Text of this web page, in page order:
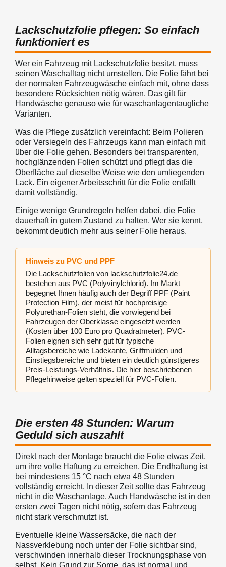
Lackschutzfolie pflegen: So einfach
funktioniert es
Wer ein Fahrzeug mit Lackschutzfolie besitzt, muss
seinen Waschalltag nicht umstellen. Die Folie fährt bei
der normalen Fahrzeugwäsche einfach mit, ohne dass
besondere Rücksichten nötig wären. Das gilt für
Handwäsche genauso wie für waschanlagentaugliche
Varianten.
Was die Pflege zusätzlich vereinfacht: Beim Polieren
oder Versiegeln des Fahrzeugs kann man einfach mit
über die Folie gehen. Besonders bei transparenten,
hochglänzenden Folien schützt und pflegt das die
Oberfläche auf dieselbe Weise wie den umliegenden
Lack. Ein eigener Arbeitsschritt für die Folie entfällt
damit vollständig.
Einige wenige Grundregeln helfen dabei, die Folie
dauerhaft in gutem Zustand zu halten. Wer sie kennt,
bekommt deutlich mehr aus seiner Folie heraus.
Hinweis zu PVC und PPF
Die Lackschutzfolien von lackschutzfolie24.de
bestehen aus PVC (Polyvinylchlorid). Im Markt
begegnet Ihnen häufig auch der Begriff PPF (Paint
Protection Film), der meist für hochpreisige
Polyurethan-Folien steht, die vorwiegend bei
Fahrzeugen der Oberklasse eingesetzt werden
(Kosten über 100 Euro pro Quadratmeter). PVC-
Folien eignen sich sehr gut für typische
Alltagsbereiche wie Ladekante, Griffmulden und
Einstiegsbereiche und bieten ein deutlich günstigeres
Preis-Leistungs-Verhältnis. Die hier beschriebenen
Pflegehinweise gelten speziell für PVC-Folien.
Die ersten 48 Stunden: Warum
Geduld sich auszahlt
Direkt nach der Montage braucht die Folie etwas Zeit,
um ihre volle Haftung zu erreichen. Die Endhaftung ist
bei mindestens 15 °C nach etwa 48 Stunden
vollständig erreicht. In dieser Zeit sollte das Fahrzeug
nicht in die Waschanlage. Auch Handwäsche ist in den
ersten zwei Tagen nicht nötig, sofern das Fahrzeug
nicht stark verschmutzt ist.
Eventuelle kleine Wassersäcke, die nach der
Nassverklebung noch unter der Folie sichtbar sind,
verschwinden innerhalb dieser Trocknungsphase von